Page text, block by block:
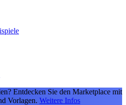
Entdecken Sie den Marketplace mit
Vorlagen. Weitere Infos